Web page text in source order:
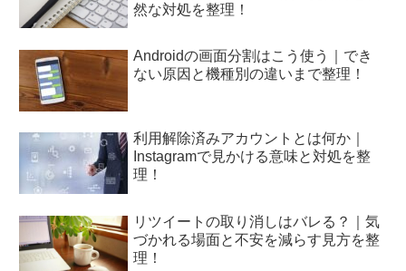
然な対処を整理！
Androidの画面分割はこう使う｜でき
ない原因と機種別の違いまで整理！
利用解除済みアカウントとは何か｜
Instagramで見かける意味と対処を整
理！
リツイートの取り消しはバレる？｜気
づかれる場面と不安を減らす見方を整
理！